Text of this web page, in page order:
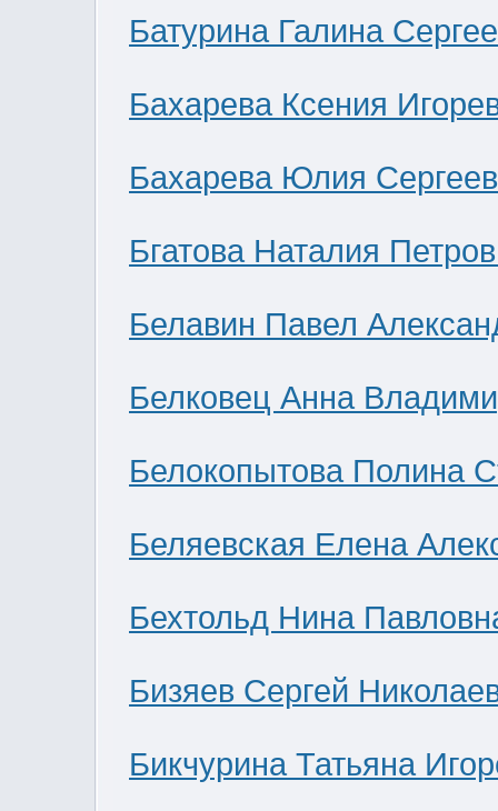
Батурина Галина
Бахарева Ксения
Бахарева Юлия
Бгатова Наталия
Белавин Павел
Белковец Анна
Белокопытова Полина
Беляевская Елена
Бехтольд Нина
Бизяев Сергей
Бикчурина Татьяна